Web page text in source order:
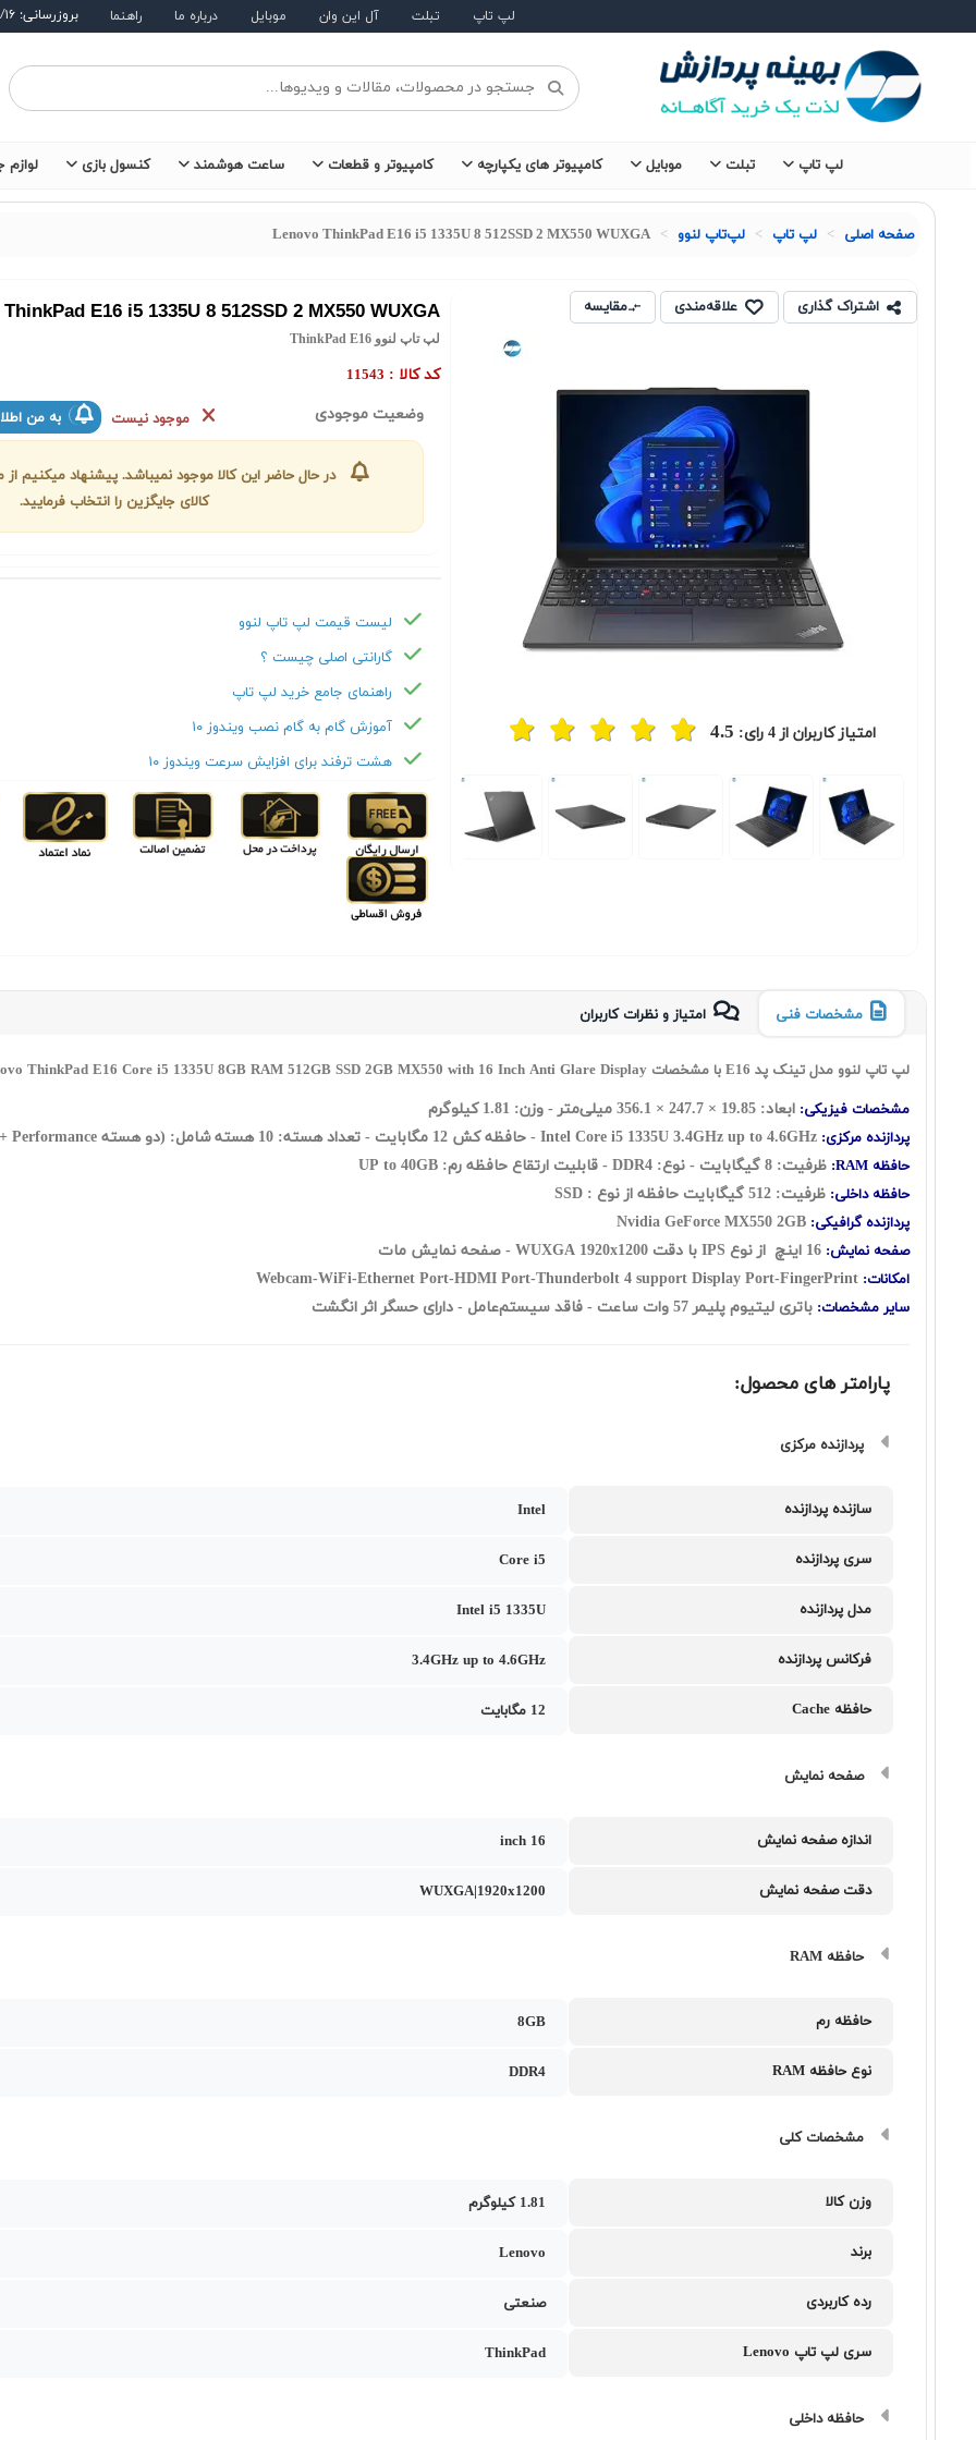
لپ تاپ تبلت آل این وان موبایل درباره ما راهنما بروزرسانی: ۱۴۰۵/۵/۱۶
لپ تاپ تبلت موبایل کامپیوتر های یکپارچه کامپیوتر و قطعات ساعت هوشمند کنسول بازی لوازم
صفحه اصلی لپ تاپ لپ‌تاپ لنوو Lenovo ThinkPad E16 i5 1335U 8 512SSD 2 MX550 WUXGA
اشتراک گذاری علاقه‌مندی مقایسه
امتیاز کاربران از4 رای: 4.5
Previous
Next
E16 i5 1335U 8 512SSD 2 MX550 WUXGA
لپ تاپ لنوو ThinkPad E16
کد کالا : 11543
وضعیت موجودی موجود نیست به من
در حال حاضر این کالا موجود نمیباشد. پیشنهاد میکنیم
کالای جایگزین را انتخاب فرمایید.
لیست قیمت لپ تاپ لنوو
گارانتی اصلی چیست ؟
راهنمای جامع خرید لپ تاپ
آموزش گام به گام نصب ویندوز ۱۰
هشت ترفند برای افزایش سرعت ویندوز ۱۰
مشخصات فنی امتیاز و نظرات کاربران
لپ تاپ لنوو مدل تینک پد E16 با مشخصات Lenovo ThinkPad E16 Core i5 1335U 8GB RAM 512GB SSD 2GB MX550 with 16 Inch Anti Glare Display
مشخصات فیزیکی: ابعاد: 19.85 × 247.7 × 356.1 میلی‌متر - وزن: 1.81 کیلوگرم
پردازنده مرکزی:
حافظه RAM: ظرفیت: 8 گيگابايت - نوع: DDR4 - قابلیت ارتقاع حافظه رم: UP to 40GB
حافظه داخلی: ظرفیت: 512 گیگابایت حافظه از نوع : SSD
پردازنده گرافیکی:
صفحه نمایش:
امکانات:
سایر مشخصات: باتری لیتیوم پلیمر 57 وات ساعت - فاقد سيستم‌عامل - دارای حسگر اثر انگشت
پارامتر های محصول:
پردازنده مرکزی
سازنده پردازنده Intel
سری پردازنده Core i5
مدل پردازنده Intel i5 1335U
فرکانس پردازنده 3.4GHz up to 4.6GHz
حافظه Cache 12 مگابایت
صفحه نمایش
اندازه صفحه نمایش 16 inch
دقت صفحه نمایش WUXGA|1920x1200
حافظه RAM
حافظه رم 8GB
نوع حافظه RAM DDR4
مشخصات کلی
وزن کالا 1.81 کیلوگرم
برند Lenovo
رده کاربردی صنعتی
سری لپ تاپ Lenovo ThinkPad
حافظه داخلی